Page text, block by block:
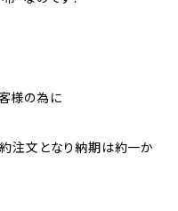
様の為に
約注文となり納期は約一か